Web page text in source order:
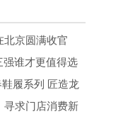
北京圆满收官
强谁才更值得选
履系列 匠造龙
寻求门店消费新